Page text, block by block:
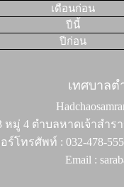
เดือนก่อน
ปีนี้
ปีก่อน
เทศบาล
หมู่ 4 ตำบลหาดเจ้าสำร
อร์โทรศัพท์ : 032-478-
Email :